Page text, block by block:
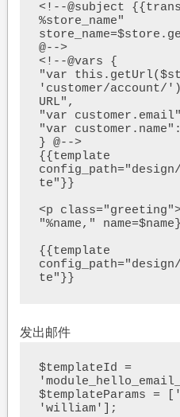
<!--@subject {{trans
%store_name"
@-->
<!--@vars {
"var
'customer/account/
URL",
"var
"var
} @-->
{{template
te"}}
<p
"%name,"
{{template
te"}}
发出邮件
$templateId =
$templateParams =
'william'];